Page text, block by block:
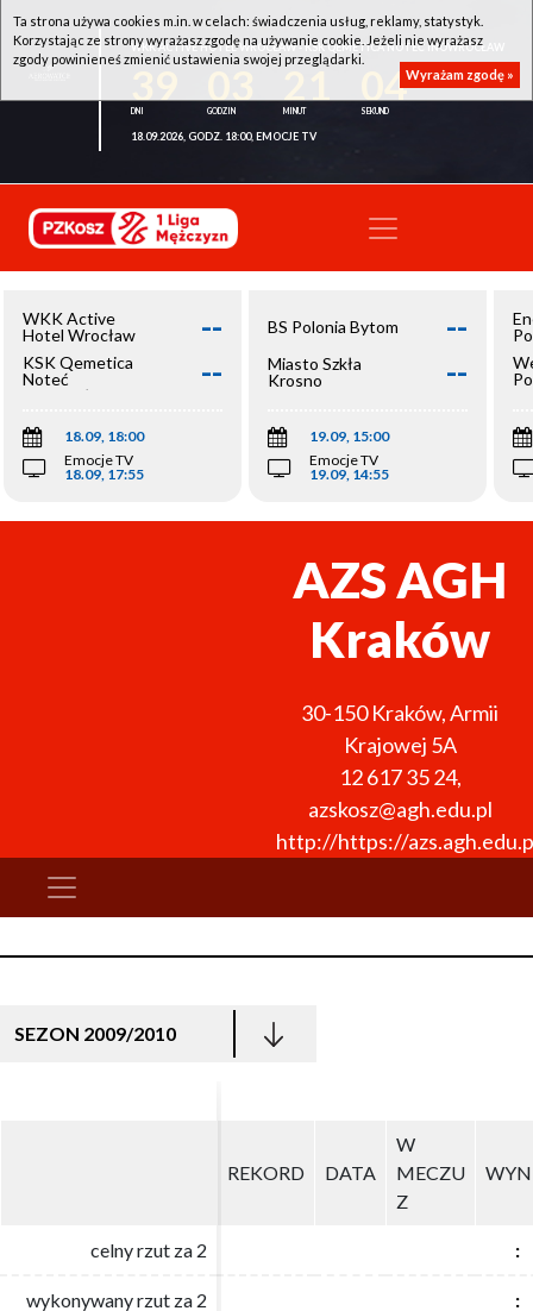
WKK ACTIVE HOTEL WROCŁAW - KSK QEMETICA NOTEĆ INOWROCŁAW
04
18.09.2026, GODZ. 18:00, EMOCJE TV
WKK Active
Hotel Wrocław
--
KSK Qemetica
Noteć
Inowrocław
--
18.09, 18:00
Emocje TV
18.09, 17:55
BS Polonia Bytom --
Miasto Szkła
Krosno
--
19.09, 15:00
Emocje TV
19.09, 14:55
AZS AGH
Kraków
30-150 Kraków,Armii
Krajowej 5A
12 617 35 24,
azskosz@agh.edu.pl
http://https://
SEZON 2009/2010
REKORD DATA
W
MECZU
Z
celny rzut za 2 :
wykonywany rzut za 2 :
REKORD DATA
W
MECZU
Z
celny rzut za 2 :
wykonywany rzut za 2 :
Ta strona używa cookies m.in. w celach: świadczenia usług, reklamy, statystyk.
Korzystając ze strony wyrażasz zgodę na używanie cookie. Jeżeli nie wyrażasz
zgody powinieneś zmienić ustawienia swojej przeglądarki.
Wyrażam zgodę »